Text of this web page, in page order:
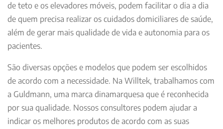
de teto e os elevadores móveis, podem facilitar o dia a dia
de quem precisa realizar os cuidados domiciliares de saúde,
além de gerar mais qualidade de vida e autonomia para os
pacientes.
São diversas opções e modelos que podem ser escolhidos
de acordo com a necessidade. Na Willtek, trabalhamos com
a Guldmann, uma marca dinamarquesa que é reconhecida
por sua qualidade. Nossos consultores podem ajudar a
indicar os melhores produtos de acordo com as suas